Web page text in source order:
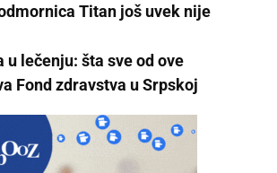
Titan još uvek nije
u lečenju: šta sve od ove
Fond zdravstva u Srpskoj